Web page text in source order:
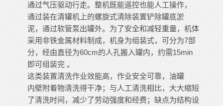
通过气压驱动行走。整机既能遥控也能人工操作，
通过装在清罐机上的螺旋式清除装置铲除罐底淤
泥，通过软管泵出罐外。为了安全和减轻重量，机体
采用非铁金属材料制成，机身为组装式，可分为7部
分，经由直径为60cm的人孔搬入罐内，约需15min
即可组装完 。
这类装置清洗作业效能高，作业安全可靠，油罐
内壁附着物清洗得干净；与人工清洗相比，大大缩短
了清洗时间，减少了劳动强度和经费；缺点为结构设